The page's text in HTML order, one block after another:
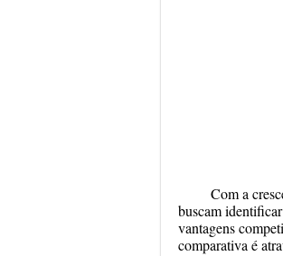
Com a
buscam
vantagens
comparativa é